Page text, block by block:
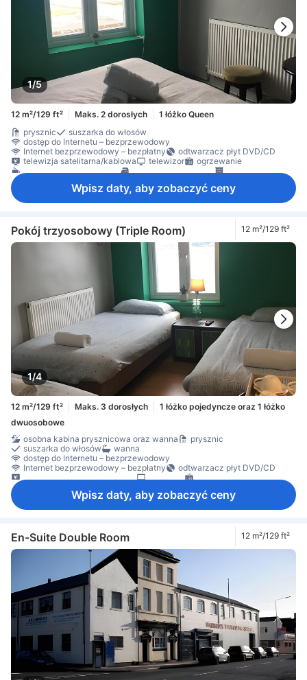
1/5
12 m²/129 ft² Maks. 2 dorosłych
1 łóżko Queen
prysznic
suszarka do włosów
dostęp do Internetu – bezprzewodowy
Internet bezprzewodowy – bezpłatny
odtwarzacz płyt DVD/CD
telewizja satelitarna/kablowa
telewizor
ogrzewanie
Wpisz daty, aby zobaczyć ceny
Pokój trzyosobowy (Triple Room) 12 m²/129 ft²
1/4
12 m²/129 ft² Maks. 3 dorosłych
1 łóżko pojedyncze oraz 1 łóżko
dwuosobowe
osobna kabina prysznicowa oraz wanna
prysznic
suszarka do włosów
wanna
dostęp do Internetu – bezprzewodowy
Internet bezprzewodowy – bezpłatny
odtwarzacz płyt DVD/CD
Wpisz daty, aby zobaczyć ceny
En-Suite Double Room 12 m²/129 ft²